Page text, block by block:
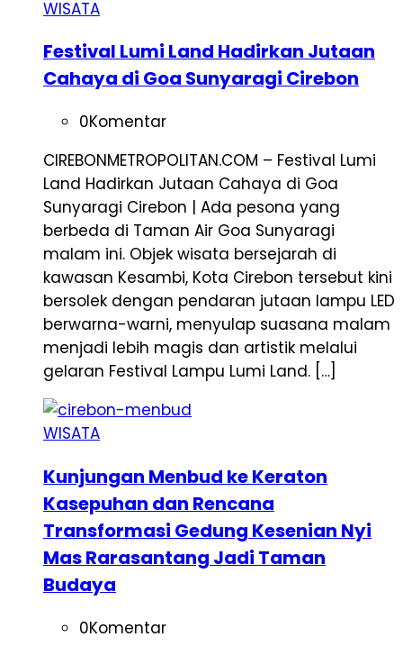
WISATA
Festival Lumi Land Hadirkan Jutaan
Cahaya di Goa Sunyaragi Cirebon
0Komentar
CIREBONMETROPOLITAN.COM – Festival Lumi
Land Hadirkan Jutaan Cahaya di Goa
Sunyaragi Cirebon | Ada pesona yang
berbeda di Taman Air Goa Sunyaragi
malam ini. Objek wisata bersejarah di
kawasan Kesambi, Kota Cirebon tersebut kini
bersolek dengan pendaran jutaan lampu LED
berwarna-warni, menyulap suasana malam
menjadi lebih magis dan artistik melalui
gelaran Festival Lampu Lumi Land. […]
WISATA
Kunjungan Menbud ke Keraton
Kasepuhan dan Rencana
Transformasi Gedung Kesenian Nyi
Mas Rarasantang Jadi Taman
Budaya
0Komentar